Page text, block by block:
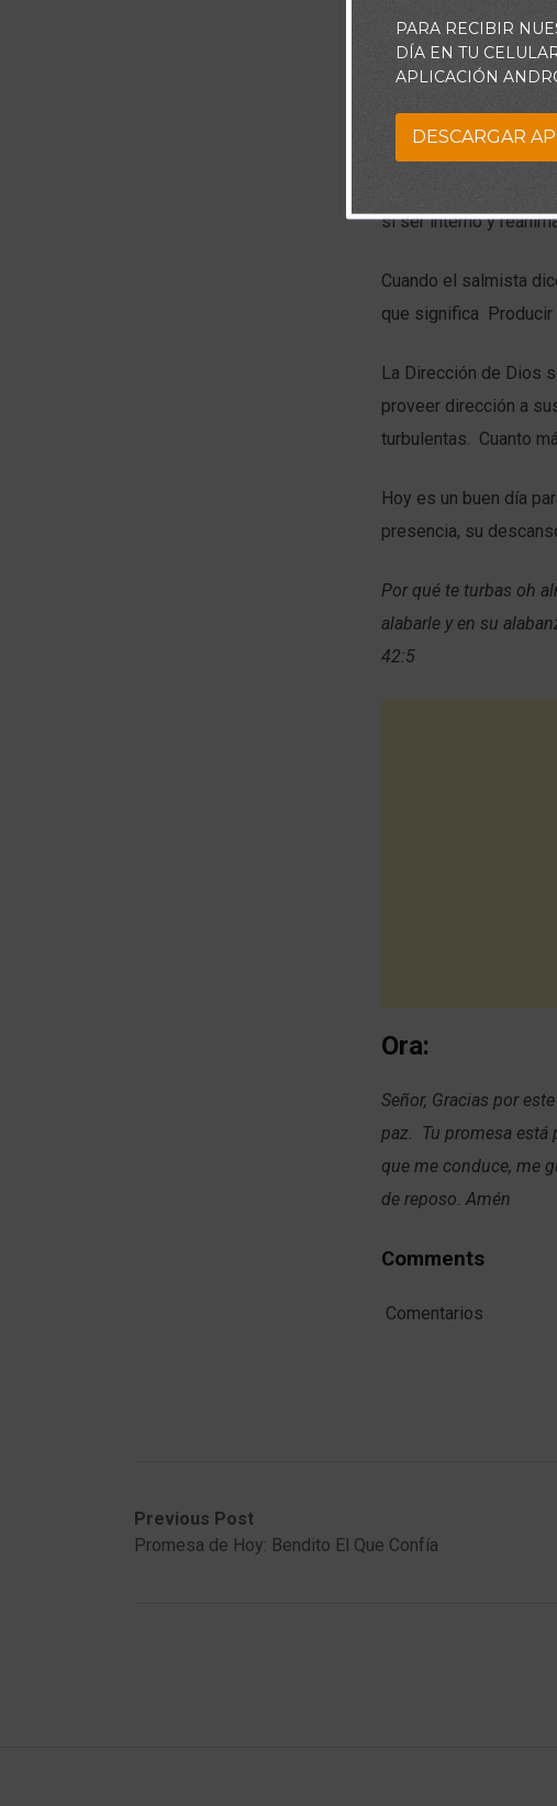
Piensa:
Hay un poder
persiguen. Cuando
si ser interno y
Cuando el salmista
que significa Producir
La Dirección de Dios
proveer dirección a
turbulentas. Cuanto
Hoy es un buen día
presencia, su
Por qué te turbas oh
alabarle y en su
42:5
Ora:
Señor, Gracias por
paz. Tu promesa está
que me conduce, me
de reposo. Amén
Comments
Comentarios
Previous Post
Promesa de Hoy: Bendito El Que Confía
PARA RECIBIR
DÍA EN TU
APLICACIÓN
DESCARGAR